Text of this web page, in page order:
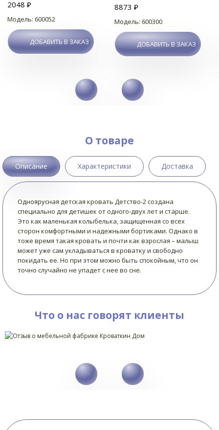
2048 ₽
Модель: 600052
ДОБАВИТЬ В ЗАКАЗ
8873 ₽
Модель: 600300
ДОБАВИТЬ В ЗАКАЗ
О товаре
Описание Характеристики Доставка
Одноярусная детская кровать Детство-2 создана
специально для детишек от одного-двух лет и старше.
Это как маленькая колыбелька, защищенная со всех
сторон комфортными и надежными бортиками. Однако в
тоже время такая кровать и почти как взрослая – малыш
может уже сам укладываться в кроватку и свободно
покидать ее. Но при этом можно быть спокойным, что он
точно случайно не упадет с нее во сне.
Что о нас говорят клиенты